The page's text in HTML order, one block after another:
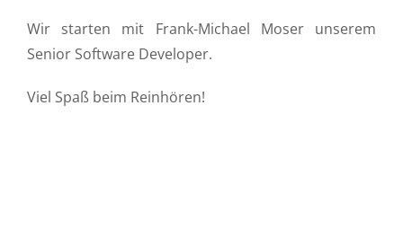
Wir starten mit Frank-Michael Moser unserem
Senior Software Developer.
Viel Spaß beim Reinhören!